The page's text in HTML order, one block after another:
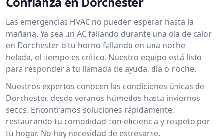
Las emergencias HVAC no pueden esperar hasta la
mañana. Ya sea un AC fallando durante una ola de calor
en Dorchester o tu horno fallando en una noche
helada, el tiempo es crítico. Nuestro equipo está listo
para responder a tu llamada de ayuda, día o noche.
Nuestros expertos conocen las condiciones únicas de
Dorchester, desde veranos húmedos hasta inviernos
secos. Encontramos soluciones rápidamente,
restaurando tu comodidad con eficiencia y respeto por
tu hogar. No hay necesidad de estresarse.